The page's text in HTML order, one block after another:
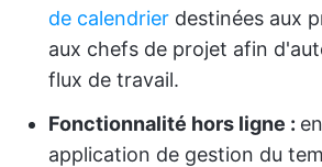
de calendrier destinées aux
aux chefs de projet afin
flux de travail.
Fonctionnalité hors ligne :
application de gestion du